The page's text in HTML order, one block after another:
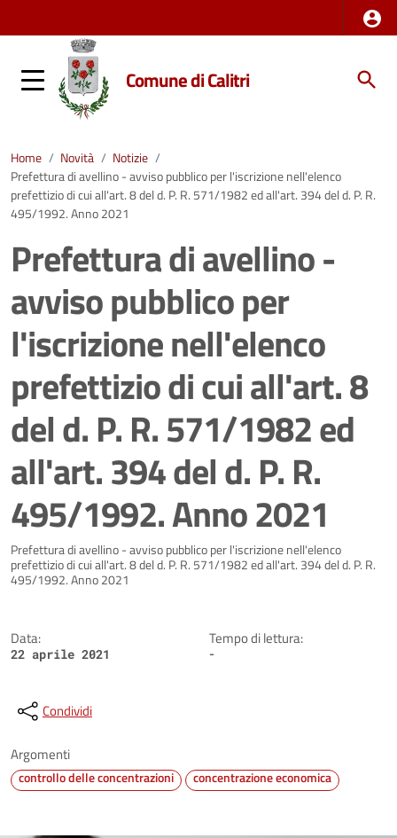
Comune di Calitri
Home / Novità / Notizie /
Prefettura di avellino - avviso pubblico per l'iscrizione nell'elenco
prefettizio di cui all'art. 8 del d. P. R. 571/1982 ed all'art. 394 del d. P. R.
495/1992. Anno 2021
Prefettura di avellino -
avviso pubblico per
l'iscrizione nell'elenco
prefettizio di cui all'art. 8
del d. P. R. 571/1982 ed
all'art. 394 del d. P. R.
495/1992. Anno 2021
Dettagli della notizia
Prefettura di avellino - avviso pubblico per l'iscrizione nell'elenco
prefettizio di cui all'art. 8 del d. P. R. 571/1982 ed all'art. 394 del d. P. R.
495/1992. Anno 2021
Data:
22 aprile 2021
Tempo di lettura:
-
Condividi
Argomenti
controllo delle concentrazioni concentrazione economica